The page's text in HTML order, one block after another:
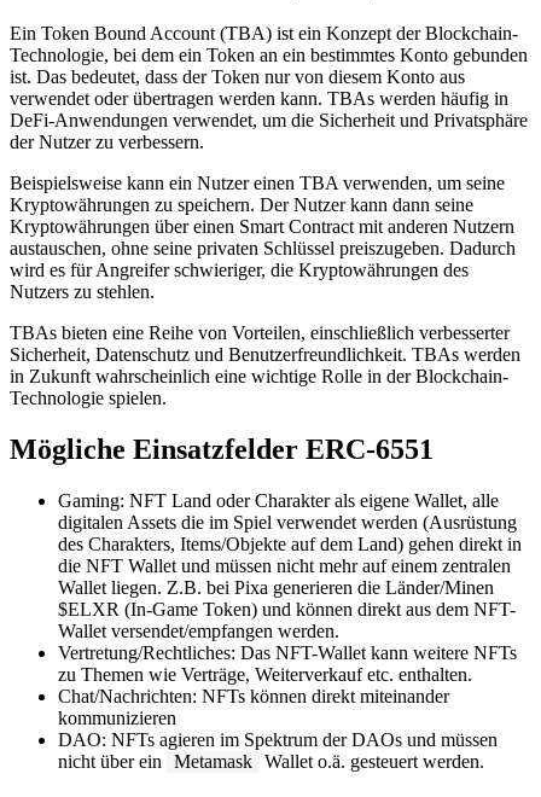
Ein Token Bound Account (TBA) ist ein Konzept der Blockchain-
Technologie, bei dem ein Token an ein bestimmtes Konto gebunden
ist. Das bedeutet, dass der Token nur von diesem Konto aus
verwendet oder übertragen werden kann. TBAs werden häufig in
DeFi-Anwendungen verwendet, um die Sicherheit und Privatsphäre
der Nutzer zu verbessern.
Beispielsweise kann ein Nutzer einen TBA verwenden, um seine
Kryptowährungen zu speichern. Der Nutzer kann dann seine
Kryptowährungen über einen Smart Contract mit anderen Nutzern
austauschen, ohne seine privaten Schlüssel preiszugeben. Dadurch
wird es für Angreifer schwieriger, die Kryptowährungen des
Nutzers zu stehlen.
TBAs bieten eine Reihe von Vorteilen, einschließlich verbesserter
Sicherheit, Datenschutz und Benutzerfreundlichkeit. TBAs werden
in Zukunft wahrscheinlich eine wichtige Rolle in der Blockchain-
Technologie spielen.
Mögliche Einsatzfelder ERC-6551
Gaming: NFT Land oder Charakter als eigene Wallet, alle
digitalen Assets die im Spiel verwendet werden (Ausrüstung
des Charakters, Items/Objekte auf dem Land) gehen direkt in
die NFT Wallet und müssen nicht mehr auf einem zentralen
Wallet liegen. Z.B. bei Pixa generieren die Länder/Minen
$ELXR (In-Game Token) und können direkt aus dem NFT-
Wallet versendet/empfangen werden.
Vertretung/Rechtliches: Das NFT-Wallet kann weitere NFTs
zu Themen wie Verträge, Weiterverkauf etc. enthalten.
Chat/Nachrichten: NFTs können direkt miteinander
kommunizieren
DAO: NFTs agieren im Spektrum der DAOs und müssen
nicht über ein
Metamask Wallet o.ä. gesteuert werden.